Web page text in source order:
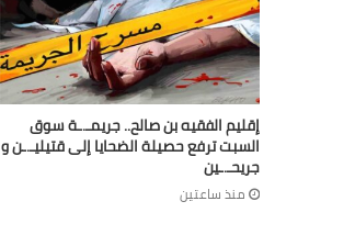
إقليم الفقيه بن صالح.. جريمـ.ـة سوق
السبت ترفع حصيلة الضحايا إلى قتيليـ.ـن و
جريحـ.ـين
منذ ساعتين